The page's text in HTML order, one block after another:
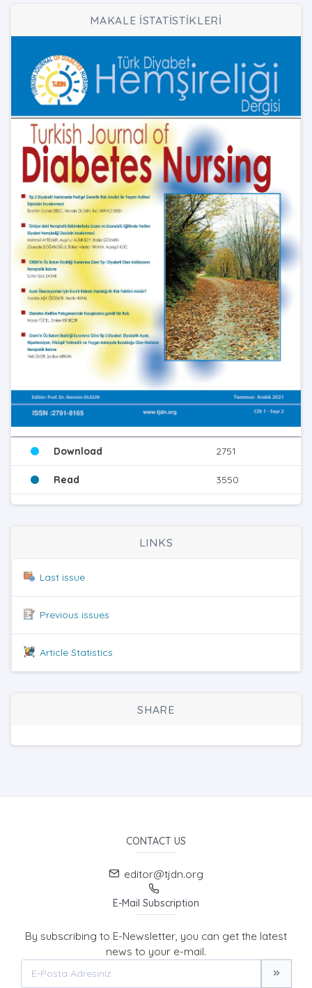
MAKALE İSTATİSTİKLERİ
Download 2751
Read 3550
LINKS
Last issue
Previous issues
Article Statistics
SHARE
CONTACT US
editor@tjdn.org
E-Mail Subscription
By subscribing to E-Newsletter, you can get the latest
news to your e-mail.